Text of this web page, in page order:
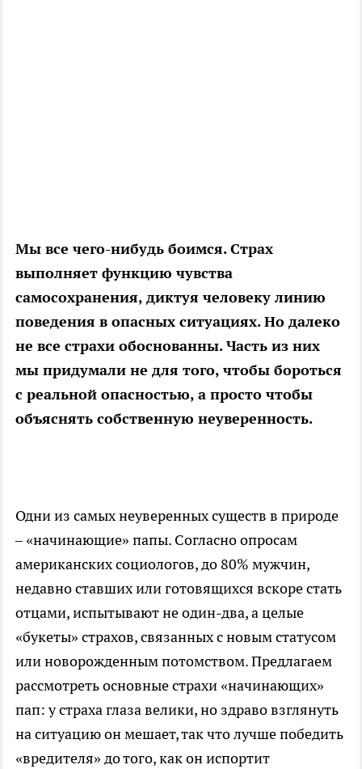
Мы все чего-нибудь боимся. Страх
выполняет функцию чувства
самосохранения, диктуя человеку линию
поведения в опасных ситуациях. Но далеко
не все страхи обоснованны. Часть из них
мы придумали не для того, чтобы бороться
с реальной опасностью, а просто чтобы
объяснять собственную неуверенность.
Одни из самых неуверенных существ в природе
– «начинающие» папы. Согласно опросам
американских социологов, до 80% мужчин,
недавно ставших или готовящихся вскоре стать
отцами, испытывают не один-два, а целые
«букеты» страхов, связанных с новым статусом
или новорожденным потомством. Предлагаем
рассмотреть основные страхи «начинающих»
пап: у страха глаза велики, но здраво взглянуть
на ситуацию он мешает, так что лучше победить
«вредителя» до того, как он испортит